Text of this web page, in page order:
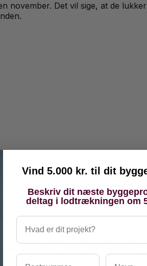
november. Det vil sige, at de
wrapping white pipe insulation
Vind 5.000 kr. til dit
Beskriv dit næste
deltag i lodtrækningen om
Hvad er dit projekt?
Postnummer Navn